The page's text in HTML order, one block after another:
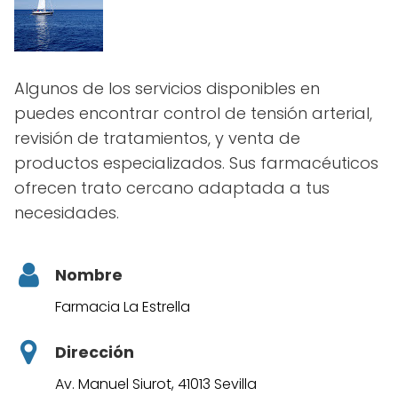
Algunos de los servicios disponibles en
puedes encontrar control de tensión arterial,
revisión de tratamientos, y venta de
productos especializados. Sus farmacéuticos
ofrecen trato cercano adaptada a tus
necesidades.
Nombre
Farmacia La Estrella
Dirección
Av. Manuel Siurot, 41013 Sevilla